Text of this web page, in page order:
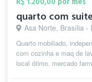
quarto com
Asa Norte, Brasília -
Quarto mobiliado,
com cozinha e maq de
local ótimo. mercado